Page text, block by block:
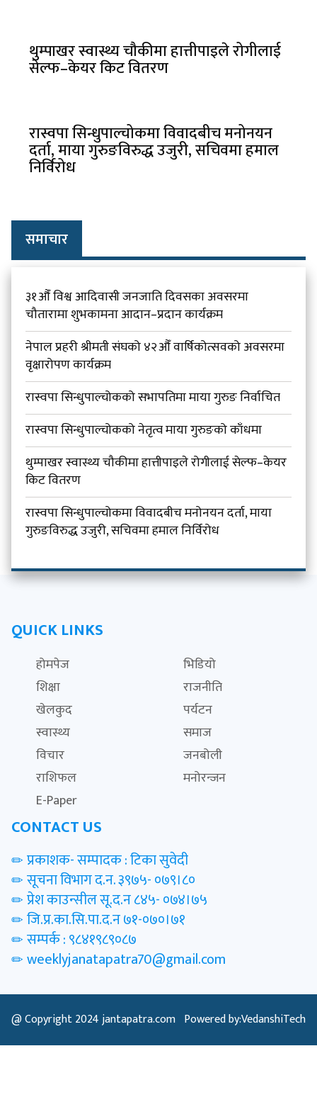
थुम्पाखर स्वास्थ्य चौकीमा हात्तीपाइले रोगीलाई
सेल्फ–केयर किट वितरण
रास्वपा सिन्धुपाल्चोकमा विवादबीच मनोनयन
दर्ता, माया गुरुङविरुद्ध उजुरी, सचिवमा हमाल
निर्विरोध
समाचार
३१औँ विश्व आदिवासी जनजाति दिवसका अवसरमा
चौतारामा शुभकामना आदान–प्रदान कार्यक्रम
नेपाल प्रहरी श्रीमती संघको ४२औँ वार्षिकोत्सवको अवसरमा
वृक्षारोपण कार्यक्रम
रास्वपा सिन्धुपाल्चोकको सभापतिमा माया गुरुङ निर्वाचित
रास्वपा सिन्धुपाल्चोकको नेतृत्व माया गुरुङको काँधमा
थुम्पाखर स्वास्थ्य चौकीमा हात्तीपाइले रोगीलाई सेल्फ–केयर
किट वितरण
रास्वपा सिन्धुपाल्चोकमा विवादबीच मनोनयन दर्ता, माया
गुरुङविरुद्ध उजुरी, सचिवमा हमाल निर्विरोध
QUICK LINKS
होमपेज
भिडियो
शिक्षा
राजनीति
खेलकुद
पर्यटन
स्वास्थ्य
समाज
विचार
जनबोली
राशिफल
मनोरन्जन
E-Paper
CONTACT US
प्रकाशक- सम्पादक : टिका सुवेदी
सूचना विभाग द.न. ३९७५- ०७९।८०
प्रेश काउन्सील सू.द.न ८४५- ०७४।७५
जि.प्र.का.सि.पा.द.न ७१-०७०।७१
सम्पर्क : ९८४१९८९०८७
weeklyjanatapatra70@gmail.com
@ Copyright 2024jantapatra.com Powered by:VedanshiTech